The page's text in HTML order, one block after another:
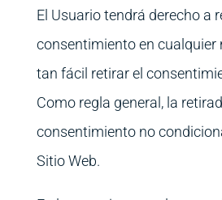
El Usuario tendrá derecho a
consentimiento en cualquier
tan fácil retirar el
Como regla general, la
consentimiento no
Sitio Web.